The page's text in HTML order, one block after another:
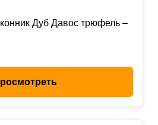
Дуб Давос трюфель –